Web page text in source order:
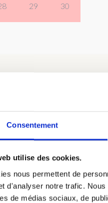
Consentement
utilise des cookies.
nous permettent de
d'analyser notre trafic.
de médias sociaux, de
29 30
du samedi au dimanche, de 1 à